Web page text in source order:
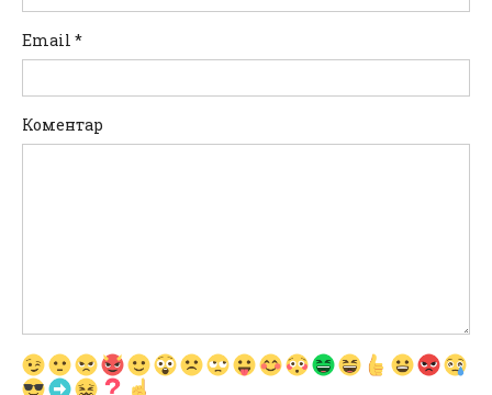
Email *
Коментар